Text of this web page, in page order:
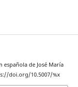
española de José María
doi.org/10.5007/%x